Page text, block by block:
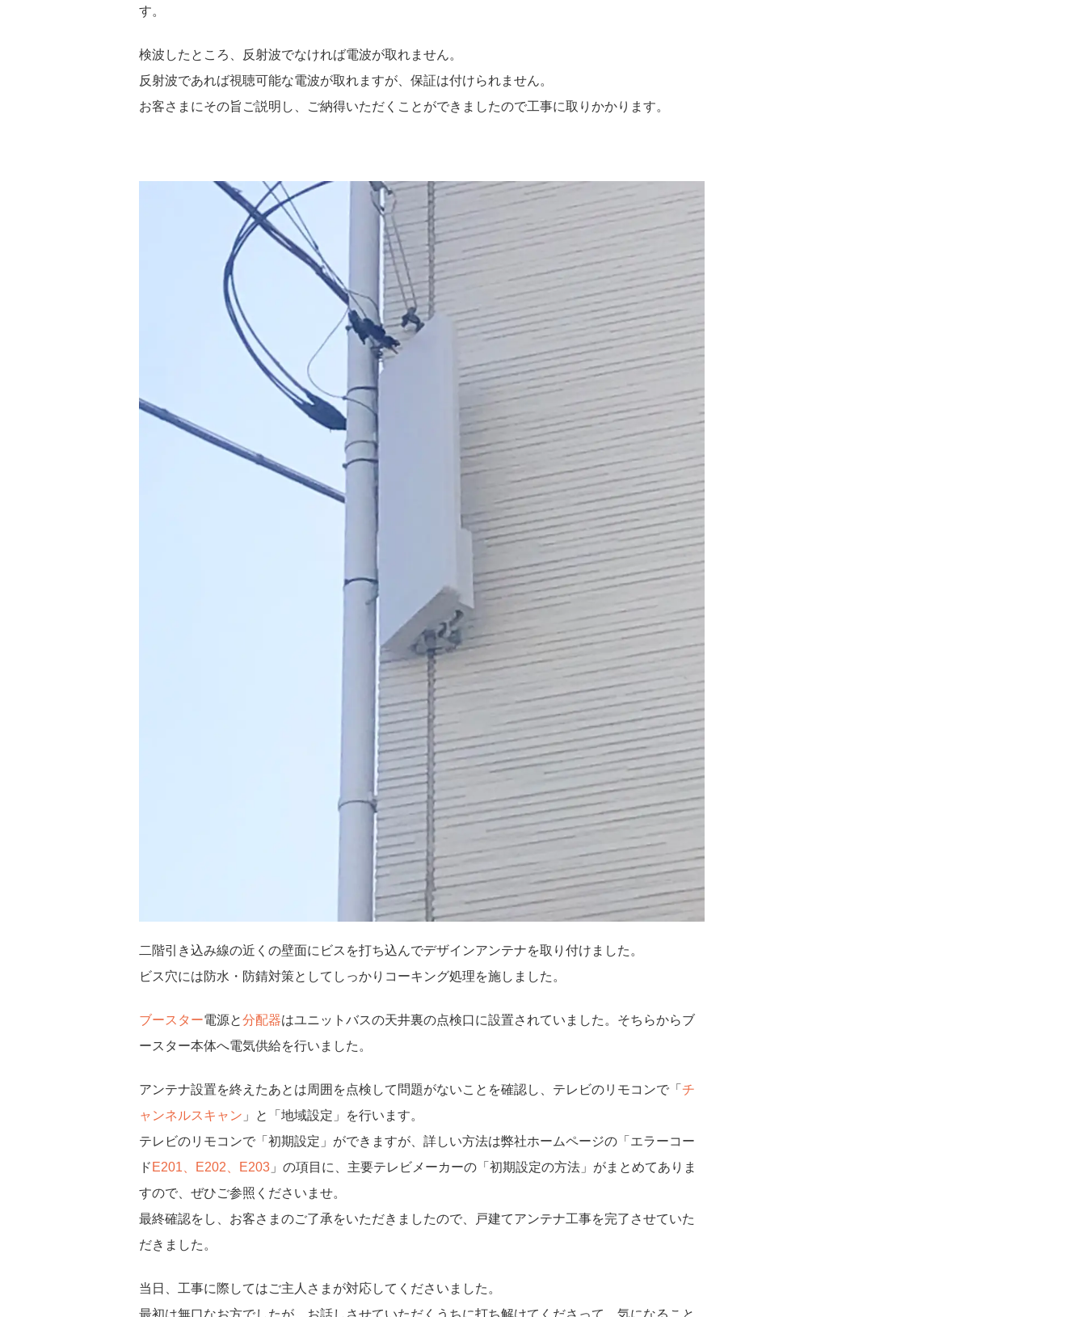
す。
検波したところ、反射波でなければ電波が取れません。
反射波であれば視聴可能な電波が取れますが、保証は付けられません。
お客さまにその旨ご説明し、ご納得いただくことができましたので工事に取りかかります。
二階引き込み線の近くの壁面にビスを打ち込んでデザインアンテナを取り付けました。
ビス穴には防水・防錆対策としてしっかりコーキング処理を施しました。
ブースター電源と分配器はユニットバスの天井裏の点検口に設置されていました。そちらからブ
ースター本体へ電気供給を行いました。
アンテナ設置を終えたあとは周囲を点検して問題がないことを確認し、テレビのリモコンで「 チ
ャンネルスキャン 」と「地域設定」を行います。
テレビのリモコンで「初期設定」ができますが、詳しい方法は弊社ホームページの「エラーコー
ド E201、E202、E203 」の項目に、主要テレビメーカーの「初期設定の方法」がまとめてありま
すので、ぜひご参照くださいませ。
最終確認をし、お客さまのご了承をいただきましたので、戸建てアンテナ工事を完了させていた
だきました。
当日、工事に際してはご主人さまが対応してくださいました。